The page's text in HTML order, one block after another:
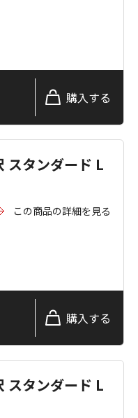
購入する
スタンダード L
この商品の詳細を見る
購入する
スタンダード L